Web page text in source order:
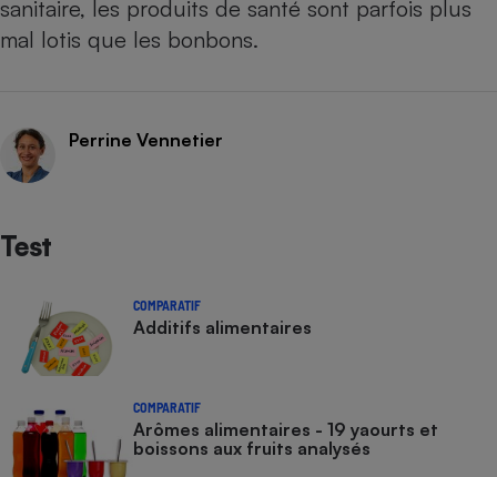
sanitaire, les produits de santé sont parfois plus
mal lotis que les bonbons.
Perrine Vennetier
Test
COMPARATIF
Additifs alimentaires
COMPARATIF
Arômes alimentaires - 19 yaourts et
boissons aux fruits analysés